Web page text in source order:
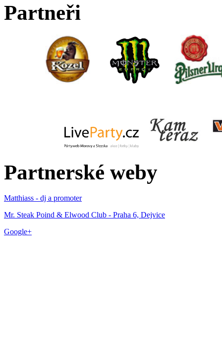
Partneři
Partnerské weby
Matthiass - dj a promoter
Mr. Steak Poind & Elwood Club - Praha 6, Dejvice
Google+